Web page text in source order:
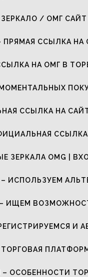
ЗЕРКАЛО / ОМГ
ПРЯМАЯ ССЫЛКА НА
НА ОМГ В
ССЫЛКА НА САЙТ
ССЫЛКА
ЗЕРКАЛА OMG |
– ИСПОЛЬЗУЕМ
– ИЩЕМ
И
ТОРГОВАЯ
– ОСОБЕННОСТИ